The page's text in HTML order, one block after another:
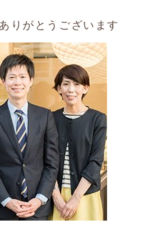
りがとうございます